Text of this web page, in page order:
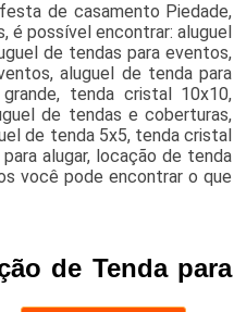
de casamento Piedade,
é possível encontrar: aluguel
de tendas para eventos,
aluguel de tenda para
tenda cristal 10x10,
de tendas e coberturas,
de tenda 5x5, tenda cristal
alugar, locação de tenda
você pode encontrar o que
de Tenda para